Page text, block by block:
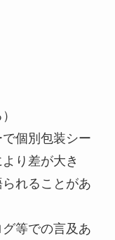
個別包装シー
り差が大き
れることがあ
等での言及あ